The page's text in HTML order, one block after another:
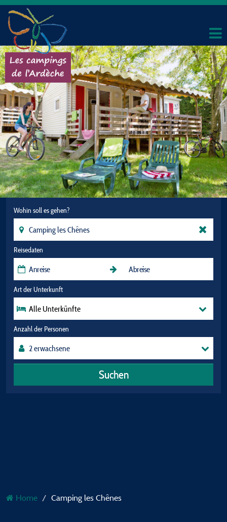
Wohin soll es gehen?
Reisedaten
Art der Unterkunft
Alle Unterkünfte
Anzahl der Personen
Suchen
Home Camping les Chênes